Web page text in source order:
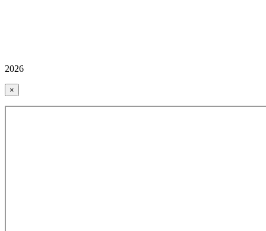
2026
×